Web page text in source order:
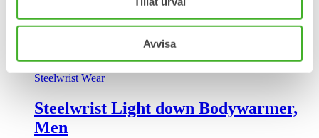
Avvisa
70,00kr inc. VAT
Steelwrist Wear
Steelwrist Light down Bodywarmer,
Men